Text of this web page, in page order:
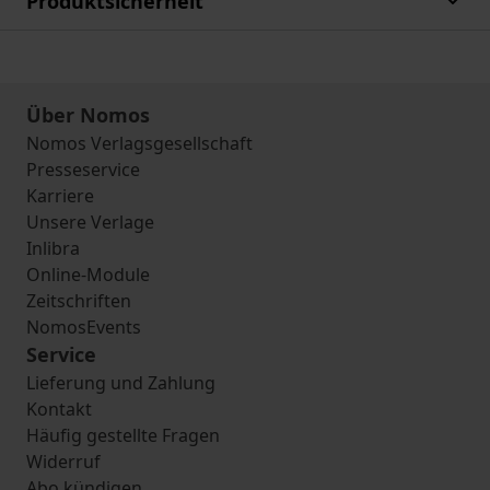
Über Nomos
Nomos Verlagsgesellschaft
Presseservice
Karriere
Unsere Verlage
Inlibra
Online-Module
Zeitschriften
NomosEvents
Service
Lieferung und Zahlung
Kontakt
Häufig gestellte Fragen
Widerruf